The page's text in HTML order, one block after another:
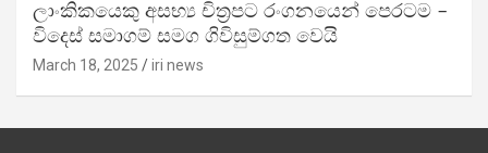
ලාංකිකයෙකු අසභ්‍ය චිත්‍රපට රංගනයෙන් පෙරටම –
විදෙස් සමාගම් සමග ගිවිසුම්ගත වෙයි
March 18, 2025 iri news